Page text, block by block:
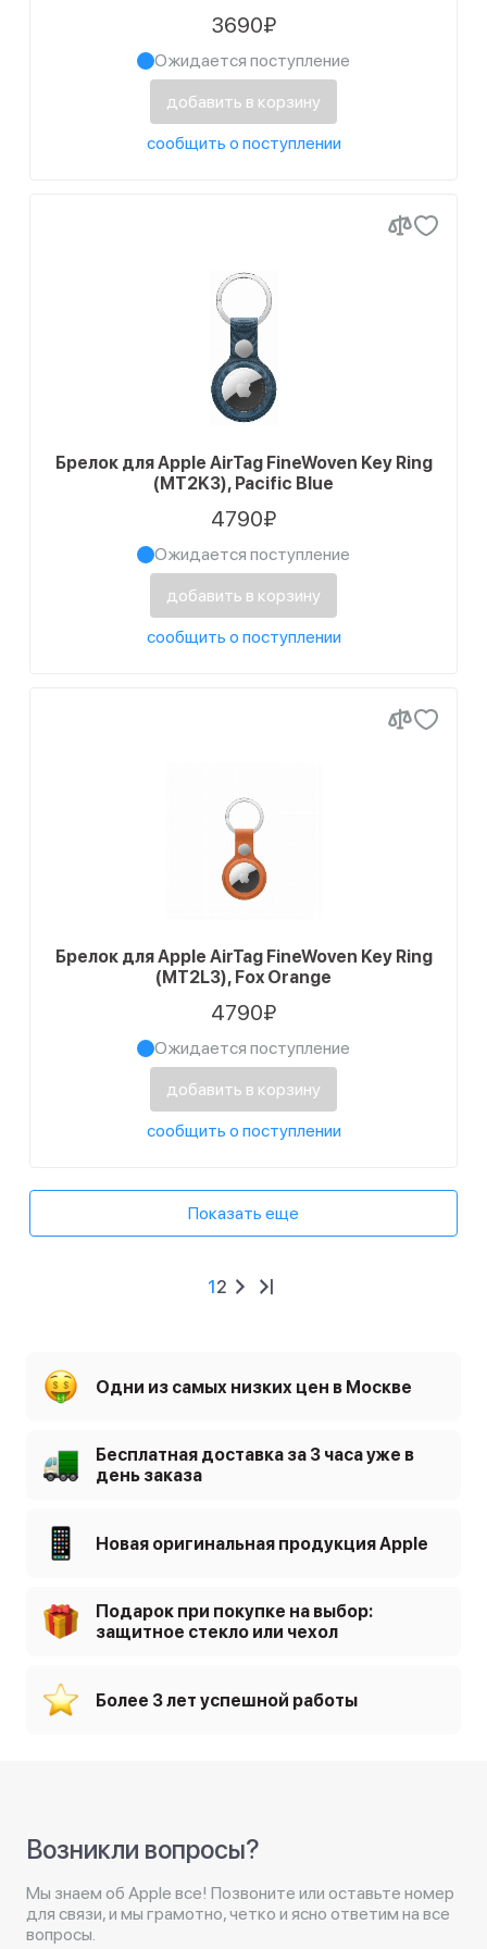
3690₽
Ожидается поступление
добавить в корзину
сообщить о поступлении
Брелок для Apple AirTag FineWoven Key Ring
(MT2K3), Pacific Blue
4790₽
Ожидается поступление
добавить в корзину
сообщить о поступлении
Брелок для Apple AirTag FineWoven Key Ring
(MT2L3), Fox Orange
4790₽
Ожидается поступление
добавить в корзину
сообщить о поступлении
Показать еще
12
Одни из самых низких цен в Москве
Бесплатная доставка за 3 часа уже в
день заказа
Новая оригинальная продукция Apple
Подарок при покупке на выбор:
защитное стекло или чехол
Более 3 лет успешной работы
Возникли вопросы?
Мы знаем об Apple все! Позвоните или оставьте номер
для связи, и мы грамотно, четко и ясно ответим на все
вопросы.